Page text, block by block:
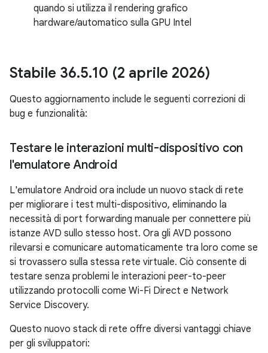
quando si utilizza il rendering grafico
hardware/automatico sulla GPU Intel
Stabile 36.5.10 (2 aprile 2026)
Questo aggiornamento include le seguenti correzioni di
bug e funzionalità:
Testare le interazioni multi-dispositivo con
l'emulatore Android
L'emulatore Android ora include un nuovo stack di rete
per migliorare i test multi-dispositivo, eliminando la
necessità di port forwarding manuale per connettere più
istanze AVD sullo stesso host. Ora gli AVD possono
rilevarsi e comunicare automaticamente tra loro come se
si trovassero sulla stessa rete virtuale. Ciò consente di
testare senza problemi le interazioni peer-to-peer
utilizzando protocolli come Wi-Fi Direct e Network
Service Discovery.
Questo nuovo stack di rete offre diversi vantaggi chiave
per gli sviluppatori: